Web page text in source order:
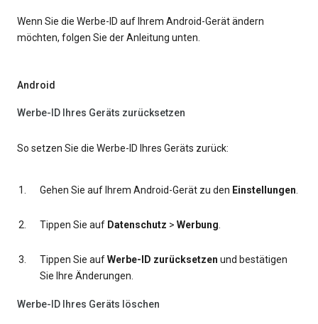
Wenn Sie die Werbe-ID auf Ihrem Android-Gerät ändern
möchten, folgen Sie der Anleitung unten.
Android
Werbe-ID Ihres Geräts zurücksetzen
So setzen Sie die Werbe-ID Ihres Geräts zurück:
Gehen Sie auf Ihrem Android-Gerät zu den Einstellungen.
Tippen Sie auf Datenschutz > Werbung.
Tippen Sie aufWerbe-ID zurücksetzen und bestätigen
Sie Ihre Änderungen.
Werbe-ID Ihres Geräts löschen